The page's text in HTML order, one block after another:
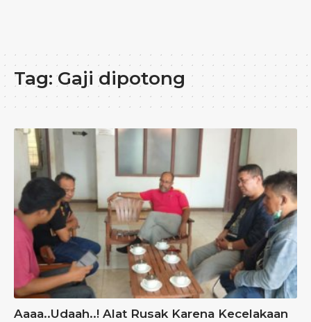
Tag:Gaji dipotong
Aaaa..Udaah..! Alat Rusak Karena Kecelakaan